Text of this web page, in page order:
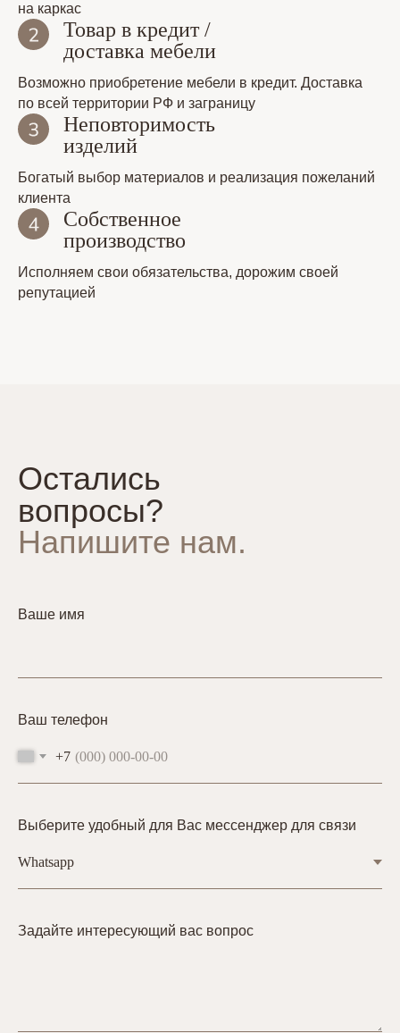
на каркас
Товар в кредит /
доставка мебели
Возможно приобретение мебели в кредит. Доставка
по всей территории РФ и заграницу
Неповторимость
изделий
Богатый выбор материалов и реализация пожеланий
клиента
Собственное
производство
Исполняем свои обязательства, дорожим своей
репутацией
Остались
вопросы?
Напишите нам.
Ваше имя
Ваш телефон
+7
Выберите удобный для Вас мессенджер для связи
Задайте интересующий вас вопрос